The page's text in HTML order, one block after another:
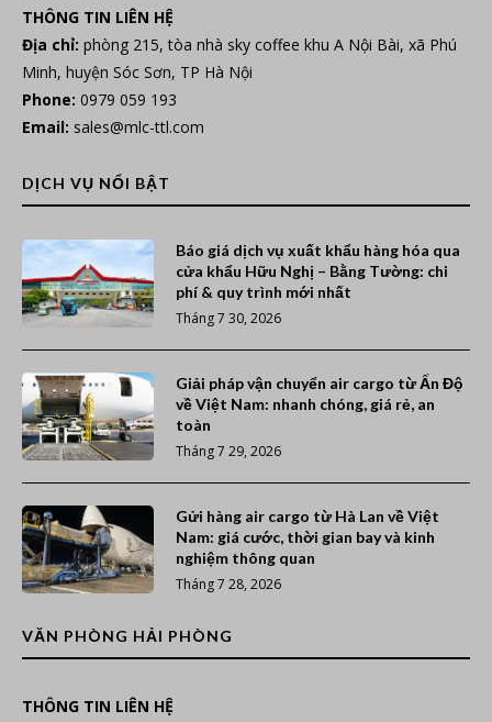
THÔNG TIN LIÊN HỆ
Địa chỉ: phòng 215, tòa nhà sky coffee khu A Nội Bài, xã Phú
Minh, huyện Sóc Sơn, TP Hà Nội
Phone: 0979 059 193
Email: sales@mlc-ttl.com
DỊCH VỤ NỔI BẬT
Báo giá dịch vụ xuất khẩu hàng hóa qua
cửa khẩu Hữu Nghị – Bằng Tường: chi
phí & quy trình mới nhất
Tháng 7 30, 2026
Giải pháp vận chuyển air cargo từ Ấn Độ
về Việt Nam: nhanh chóng, giá rẻ, an
toàn
Tháng 7 29, 2026
Gửi hàng air cargo từ Hà Lan về Việt
Nam: giá cước, thời gian bay và kinh
nghiệm thông quan
Tháng 7 28, 2026
VĂN PHÒNG HẢI PHÒNG
THÔNG TIN LIÊN HỆ